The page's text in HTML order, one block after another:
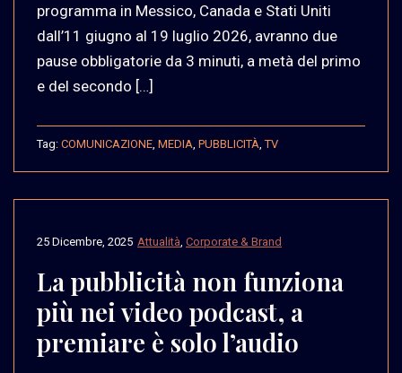
programma in Messico, Canada e Stati Uniti
dall’11 giugno al 19 luglio 2026, avranno due
pause obbligatorie da 3 minuti, a metà del primo
e del secondo […]
Tag: COMUNICAZIONE MEDIA PUBBLICITÀ ,TV
Attualità Corporate & Brand
25 Dicembre, 2025
La pubblicità non funziona
più nei video podcast, a
premiare è solo l’audio